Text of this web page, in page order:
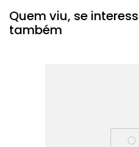
Quem viu, se
também